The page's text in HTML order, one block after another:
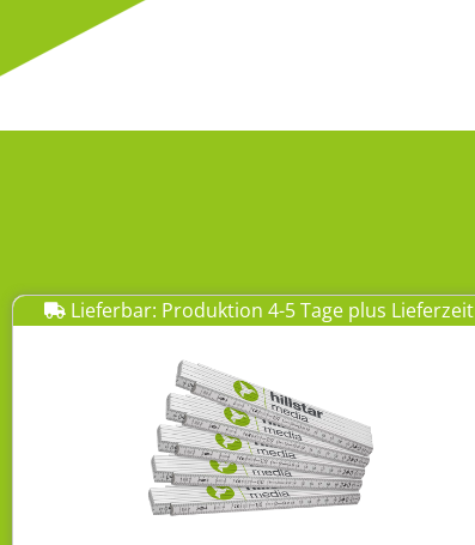
Lieferbar: Produktion 4-5 Tage plus Lieferzeit